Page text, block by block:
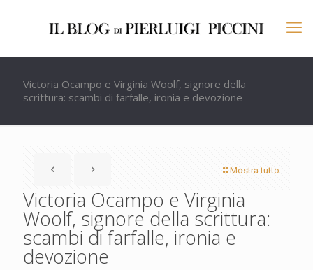
Victoria Ocampo e Virginia Woolf, signore della
scrittura: scambi di farfalle, ironia e devozione
Mostra tutto
Victoria Ocampo e Virginia
Woolf, signore della scrittura:
scambi di farfalle, ironia e
devozione